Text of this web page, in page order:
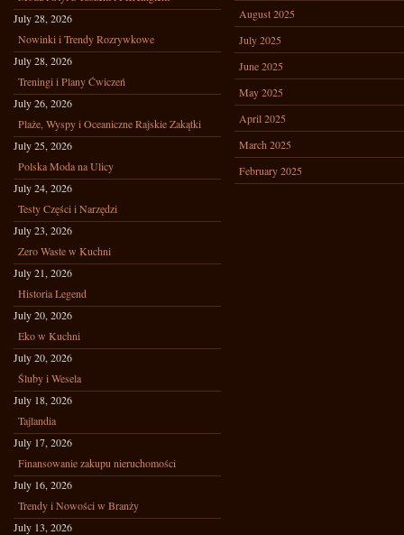
July 28, 2026
Nowinki i Trendy Rozrywkowe
July 28, 2026
Treningi i Plany Ćwiczeń
July 26, 2026
Plaże, Wyspy i Oceaniczne Rajskie Zakątki
July 25, 2026
Polska Moda na Ulicy
July 24, 2026
Testy Części i Narzędzi
July 23, 2026
Zero Waste w Kuchni
July 21, 2026
Historia Legend
July 20, 2026
Eko w Kuchni
July 20, 2026
Śluby i Wesela
July 18, 2026
Tajlandia
July 17, 2026
Finansowanie zakupu nieruchomości
July 16, 2026
Trendy i Nowości w Branży
July 13, 2026
August 2025
July 2025
June 2025
May 2025
April 2025
March 2025
February 2025